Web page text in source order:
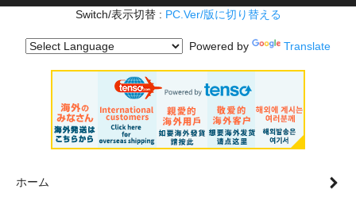
Switch/表示切替 : PC.Ver/版に切り替える
Powered by Translate
ホーム